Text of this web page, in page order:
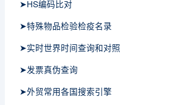
➤HS编码比对
➤特殊物品检验检疫名录
➤实时世界时间查询和对照
➤发票真伪查询
➤外贸常用各国搜索引擎